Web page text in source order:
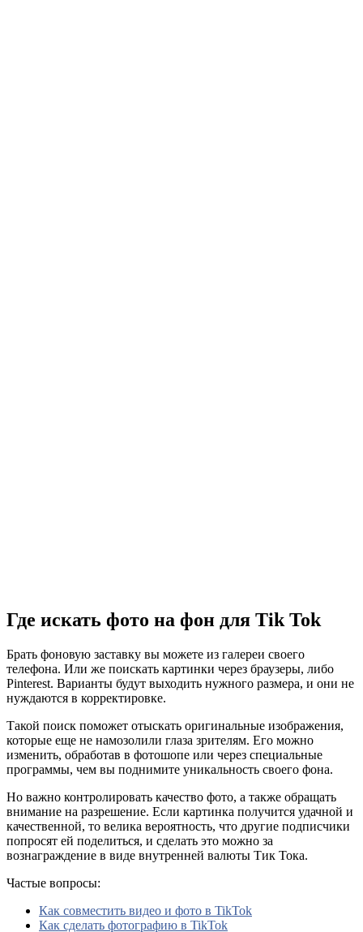
Где искать фото на фон для Tik Tok
Брать фоновую заставку вы можете из галереи своего
телефона. Или же поискать картинки через браузеры, либо
Pinterest. Варианты будут выходить нужного размера, и они не
нуждаются в корректировке.
Такой поиск поможет отыскать оригинальные изображения,
которые еще не намозолили глаза зрителям. Его можно
изменить, обработав в фотошопе или через специальные
программы, чем вы поднимите уникальность своего фона.
Но важно контролировать качество фото, а также обращать
внимание на разрешение. Если картинка получится удачной и
качественной, то велика вероятность, что другие подписчики
попросят ей поделиться, и сделать это можно за
вознаграждение в виде внутренней валюты Тик Тока.
Частые вопросы:
Как совместить видео и фото в TikTok
Как сделать фотографию в TikTok